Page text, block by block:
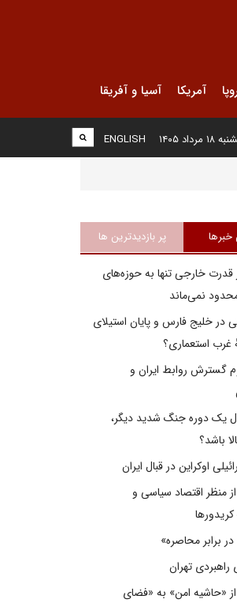
آمریکا آسیا و آفریقا
ENGLISH مرداد ۱۴۰۵
پر بازدیدترین ها
خارجی تنها به حوزه‌های
نمی‌ماند
در خلیج فارس و پایان استیلای
غرب استعماری؟
گسترش روابط ایران و
یک دوره جنگ شدید دیگر،
باشد؟
اوکراین در قبال ایران
منظر اقتصاد سیاسی و
برابر محاصره»
تهران
«حاشیه امن» به «فضای